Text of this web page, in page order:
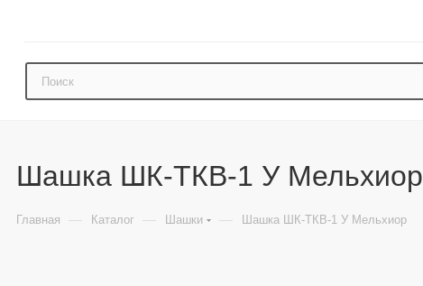
Шашка ШК-ТКВ-1 У Мельхиор
Главная — Каталог — Шашки — Шашка ШК-ТКВ-1 У Мельхиор